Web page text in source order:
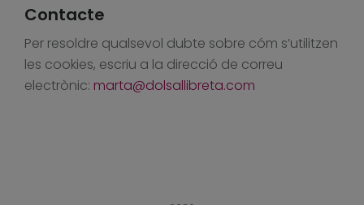
Contacte
Per resoldre qualsevol dubte sobre cóm s’utilitzen
les cookies, escriu a la direcció de correu
electrònic: marta@dolsallibreta.com